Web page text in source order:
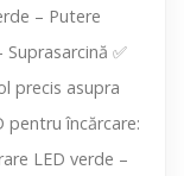
– Putere
✅
precis asupra
pentru încărcare:
LED verde –